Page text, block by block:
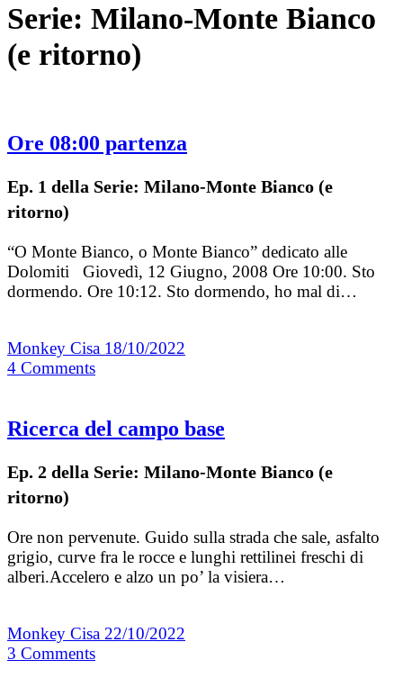
Serie: Milano-Monte Bianco
(e ritorno)
Ore 08:00 partenza
Ep. 1 della Serie: Milano-Monte Bianco (e
ritorno)
“O Monte Bianco, o Monte Bianco” dedicato alle
Dolomiti Giovedì, 12 Giugno, 2008 Ore 10:00. Sto
dormendo. Ore 10:12. Sto dormendo, ho mal di…
Monkey Cisa 18/10/2022
4 Comments
Ricerca del campo base
Ep. 2 della Serie: Milano-Monte Bianco (e
ritorno)
Ore non pervenute. Guido sulla strada che sale, asfalto
grigio, curve fra le rocce e lunghi rettilinei freschi di
alberi.Accelero e alzo un po’ la visiera…
Monkey Cisa 22/10/2022
3 Comments